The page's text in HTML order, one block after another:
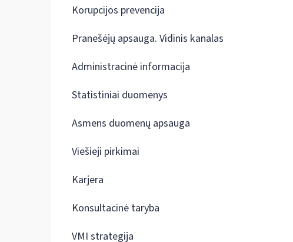
Korupcijos prevencija
Pranešėjų apsauga. Vidinis kanalas
Administracinė informacija
Statistiniai duomenys
Asmens duomenų apsauga
Viešieji pirkimai
Karjera
Konsultacinė taryba
VMI strategija